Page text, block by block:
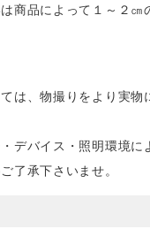
商品によって１～２㎝
は、物撮りをより実物
デバイス・照明環境に
了承下さいませ。